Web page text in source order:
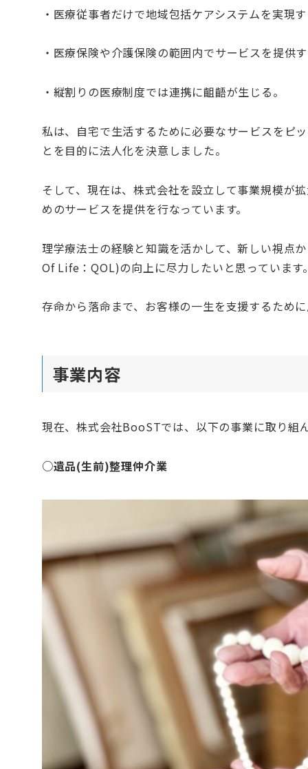
・医療従事者だけで地域包括ケアシステムを実現
・医療保険や介護保険の範囲内でサービスを提供
・縦割りの医療制度では連携に齟齬が生じる。
私は、自宅で生活するために必要なサービスをピ
とを目的に法人化を決意しました。
そして、現在は、株式会社を設立して事業規模が
めのサービスを提供を行なっています。
理学療法士の経験と知識を活かして、新しい視点
Of Life：QOL)の向上に尽力したいと思っています
存命から落命まで、お客様の一生を支援するため
事業内容
現在、株式会社BooSTでは、以下の事業に取り組
○遺品(生前)整理仲介業